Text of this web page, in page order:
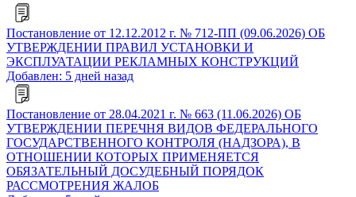
Постановление от 12.12.2012 г. № 712-ПП (09.06.2026) ОБ
УТВЕРЖДЕНИИ ПРАВИЛ УСТАНОВКИ И
ЭКСПЛУАТАЦИИ РЕКЛАМНЫХ КОНСТРУКЦИЙ
Добавлен: 5 дней назад
Постановление от 28.04.2021 г. № 663 (11.06.2026) ОБ
УТВЕРЖДЕНИИ ПЕРЕЧНЯ ВИДОВ ФЕДЕРАЛЬНОГО
ГОСУДАРСТВЕННОГО КОНТРОЛЯ (НАДЗОРА), В
ОТНОШЕНИИ КОТОРЫХ ПРИМЕНЯЕТСЯ
ОБЯЗАТЕЛЬНЫЙ ДОСУДЕБНЫЙ ПОРЯДОК
РАССМОТРЕНИЯ ЖАЛОБ